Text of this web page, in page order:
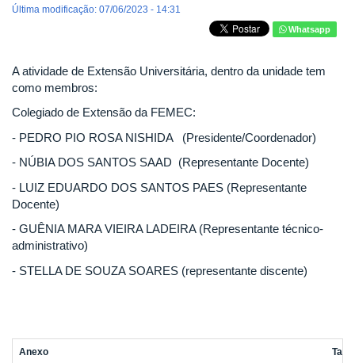
Última modificação: 07/06/2023 - 14:31
Whatsapp
A atividade de Extensão Universitária, dentro da unidade tem
como membros:
Colegiado de Extensão da FEMEC:
- PEDRO PIO ROSA NISHIDA (Presidente/Coordenador)
- NÚBIA DOS SANTOS SAAD (Representante Docente)
- LUIZ EDUARDO DOS SANTOS PAES (Representante
Docente)
- GUÊNIA MARA VIEIRA LADEIRA (Representante técnico-
administrativo)
- STELLA DE SOUZA SOARES (representante discente)
Anexo